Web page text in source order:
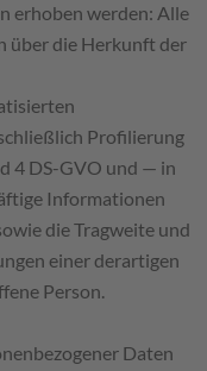
erhoben werden: Alle
über die Herkunft der
Profilierung
4 DS-GVO und — in
Informationen
die Tragweite und
einer derartigen
Person.
Daten